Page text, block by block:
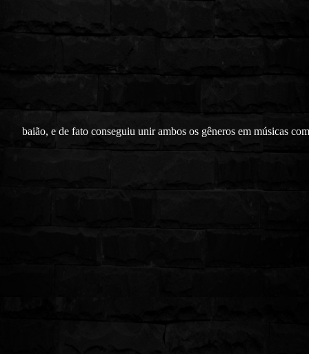
baião, e de fato conseguiu unir ambos os gêneros em músicas